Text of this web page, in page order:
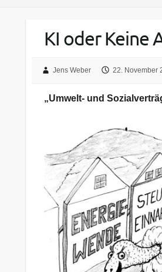
KI oder Keine
Jens Weber 22. November
„Umwelt- und